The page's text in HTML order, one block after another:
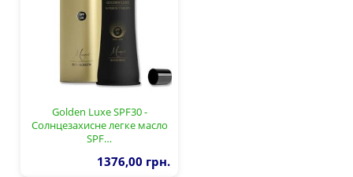
Golden Luxe SPF30 -
Солнцезахисне легке масло
SPF…
1376,00 грн.